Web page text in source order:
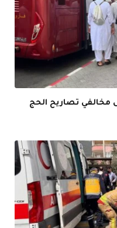
مخالفي تصاريح الحج